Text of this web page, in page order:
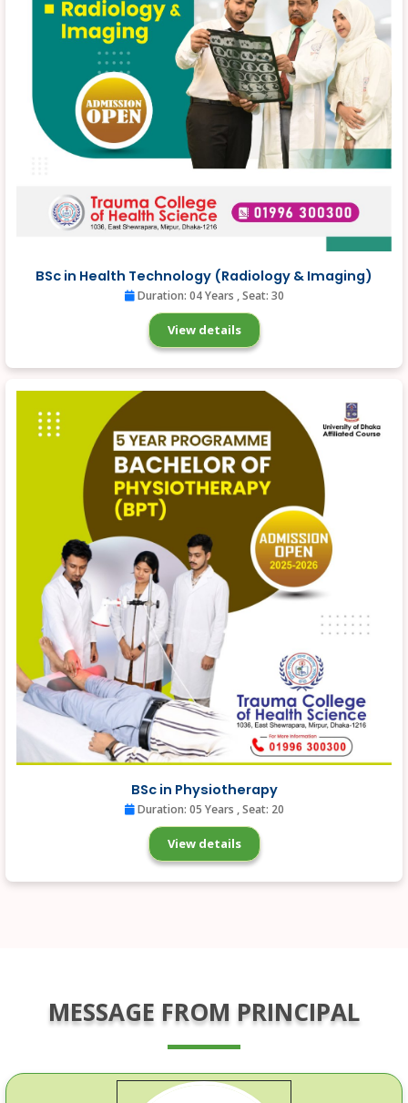
BSc in Health Technology (Radiology & Imaging)
Duration: 04 Years , Seat: 30
View details
BSc in Physiotherapy
Duration: 05 Years , Seat: 20
View details
MESSAGE FROM PRINCIPAL